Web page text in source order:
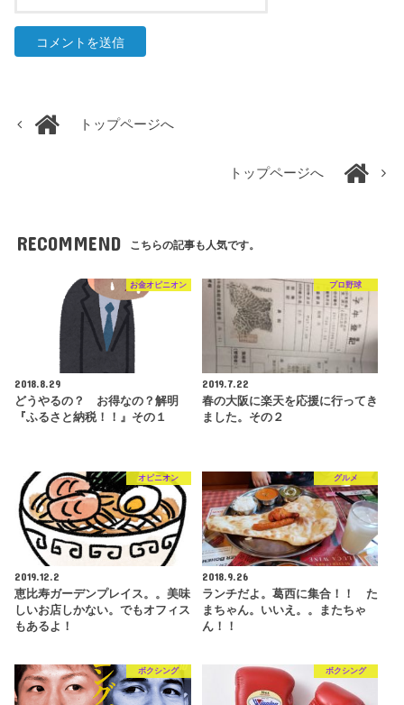
トップページへ
トップページへ
RECOMMEND こちらの記事も人気です。
お金オピニオン
2018.8.29
どうやるの？ お得なの？解明
『ふるさと納税！！』その１
プロ野球
2019.7.22
春の大阪に楽天を応援に行ってき
ました。その２
オピニオン
2019.12.2
恵比寿ガーデンプレイス。。美味
しいお店しかない。でもオフィス
もあるよ！
グルメ
2018.9.26
ランチだよ。葛西に集合！！ た
まちゃん。いいえ。。またちゃ
ん！！
ボクシング ボクシング